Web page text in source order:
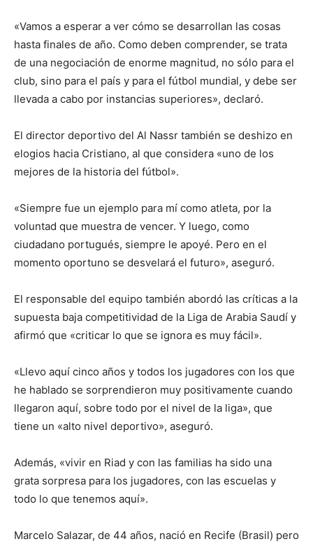
«Vamos a esperar a ver cómo se desarrollan las cosas
hasta finales de año. Como deben comprender, se trata
de una negociación de enorme magnitud, no sólo para el
club, sino para el país y para el fútbol mundial, y debe ser
llevada a cabo por instancias superiores», declaró.
El director deportivo del Al Nassr también se deshizo en
elogios hacia Cristiano, al que considera «uno de los
mejores de la historia del fútbol».
«Siempre fue un ejemplo para mí como atleta, por la
voluntad que muestra de vencer. Y luego, como
ciudadano portugués, siempre le apoyé. Pero en el
momento oportuno se desvelará el futuro», aseguró.
El responsable del equipo también abordó las críticas a la
supuesta baja competitividad de la Liga de Arabia Saudí y
afirmó que «criticar lo que se ignora es muy fácil».
«Llevo aquí cinco años y todos los jugadores con los que
he hablado se sorprendieron muy positivamente cuando
llegaron aquí, sobre todo por el nivel de la liga», que
tiene un «alto nivel deportivo», aseguró.
Además, «vivir en Riad y con las familias ha sido una
grata sorpresa para los jugadores, con las escuelas y
todo lo que tenemos aquí».
Marcelo Salazar, de 44 años, nació en Recife (Brasil) pero